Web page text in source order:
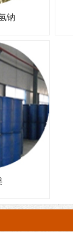
钠